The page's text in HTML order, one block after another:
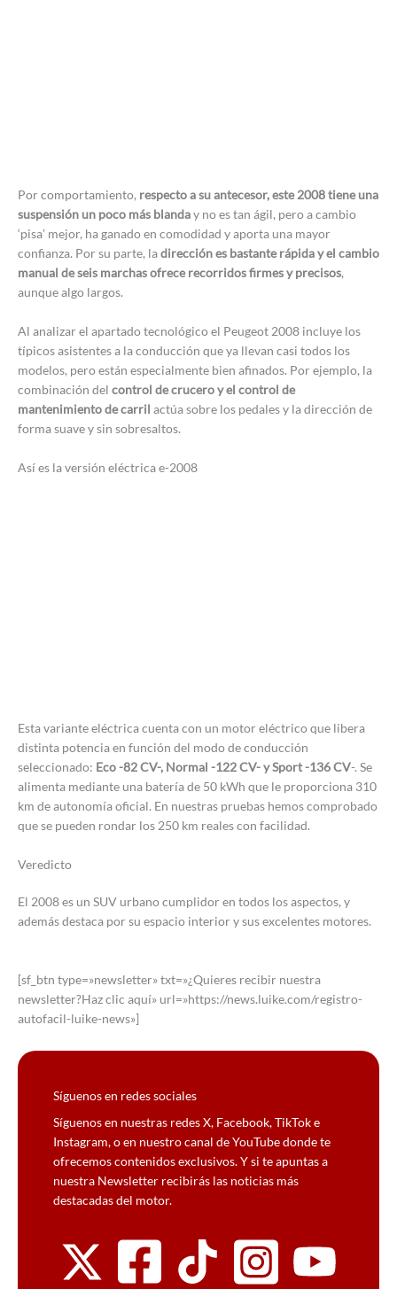
Por comportamiento, respecto a su antecesor, este 2008 tiene una
suspensión un poco más blanday no es tan ágil, pero a cambio
‘pisa’ mejor, ha ganado en comodidad y aporta una mayor
confianza. Por su parte, ladirección es bastante rápida y el cambio
manual de seis marchas ofrece recorridos firmes y precisos,
aunque algo largos.
Al analizar el apartado tecnológico el Peugeot 2008 incluye los
típicos asistentes a la conducción que ya llevan casi todos los
modelos, pero están especialmente bien afinados. Por ejemplo, la
combinación del control de crucero y el control de
mantenimiento de carril actúa sobre los pedales y la dirección de
forma suave y sin sobresaltos.
Así es la versión eléctrica e-2008
Esta variante eléctrica cuenta con un motor eléctrico que libera
distinta potencia en función del modo de conducción
seleccionado: Eco -82 CV-, Normal -122 CV- y Sport -136 CV-. Se
alimenta mediante una batería de 50 kWh que le proporciona 310
km de autonomía oficial. En nuestras pruebas hemos comprobado
que se pueden rondar los 250 km reales con facilidad.
Veredicto
El 2008 es un SUV urbano cumplidor en todos los aspectos, y
además destaca por su espacio interior y sus excelentes motores.
[sf_btn type=»newsletter» txt=»¿Quieres recibir nuestra
newsletter?Haz clic aquí» url=»https://news.luike.com/registro-
autofacil-luike-news»]
Síguenos en redes sociales
Síguenos en nuestras redes X, Facebook, TikTok e
Instagram, o en nuestro canal de YouTube donde te
ofrecemos contenidos exclusivos. Y si te apuntas a
nuestra Newsletter recibirás las noticias más
destacadas del motor.